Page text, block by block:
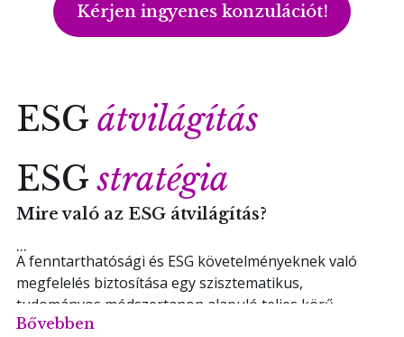
Kérjen ingyenes konzulációt!
ESG átvilágítás
ESGstratégia
Mire való az ESG átvilágítás?
A fenntarthatósági és ESG követelményeknek való
megfelelés biztosítása egy szisztematikus,
tudományos módszertanon alapuló teljes körű
átvilágítással kezdődik.
Bővebben